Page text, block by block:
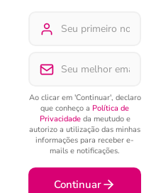
Ao clicar em 'Continuar', declaro
que conheço a Política de
Privacidadeda meutudo e
autorizo a utilização das minhas
informações para receber e-
mails e notificações.
Continuar